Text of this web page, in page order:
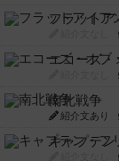
フラットア
エコーズ・
南北戦争
紹介文あり
キャプテ